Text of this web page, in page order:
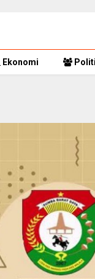
Ekonomi